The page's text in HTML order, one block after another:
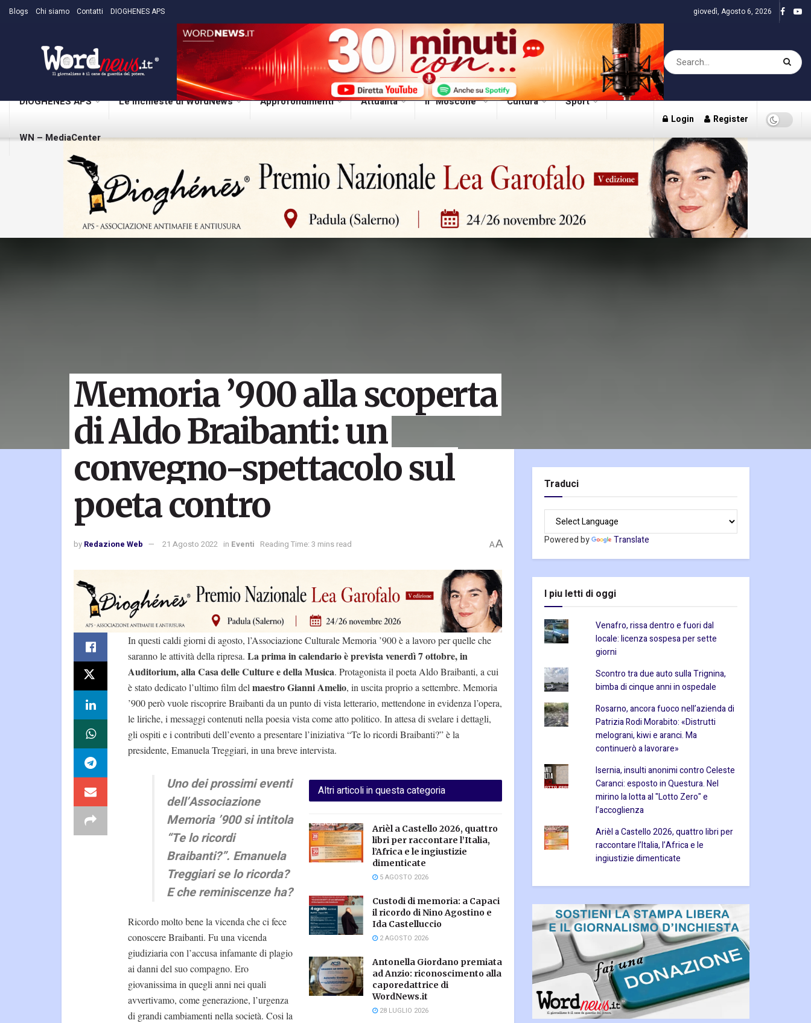
Blogs Chi siamo Contatti DIOGHENES APS giovedì, Agosto 6, 2026
DIOGHENES APS Le inchieste di WordNews Approfondimenti Attualità Il “Moscone” Cultura Sport
WN – MediaCenter
Login Register
Memoria ’900 alla scoperta
di Aldo Braibanti: un
convegno-spettacolo sul
poeta contro
by Redazione Web 21 Agosto 2022 in Eventi Reading Time: 3 mins read AA
In questi caldi giorni di agosto, l’Associazione Culturale Memoria ’900 è a lavoro per quelle che
saranno le attività della ripresa. La prima in calendario è prevista venerdì 7 ottobre, in
Auditorium, alla Casa delle Culture e della Musica. Protagonista il poeta Aldo Braibanti, a cui
è stato dedicato l’ultimo film delmaestro Gianni Amelio, in uscita proprio a settembre. Memoria
’900 però vuole riscoprire Braibanti da un punto di vista letterario, mettendone in evidenza l’opera,
le liriche, i messaggi contenuti nella poesia vista come atto politico. In attesa di svelare i dettagli,
gli ospiti e i contributi dell’evento a presentare l’iniziativa “Te lo ricordi Braibanti?” è la
presidente, Emanuela Treggiari, in una breve intervista.
Altri articoli in questa categoria
Arièl a Castello 2026, quattro
libri per raccontare l’Italia,
l’Africa e le ingiustizie
dimenticate
5 AGOSTO 2026
Custodi di memoria: a Capaci
il ricordo di Nino Agostino e
Ida Castelluccio
2 AGOSTO 2026
Antonella Giordano premiata
ad Anzio: riconoscimento alla
caporedattrice di
WordNews.it
28 LUGLIO 2026
Uno dei prossimi eventi
dell’Associazione
Memoria ’900 si intitola
“Te lo ricordi
Braibanti?”. Emanuela
Treggiari se lo ricorda?
E che reminiscenze ha?
Ricordo molto bene la vicenda che ci fece
conoscere Braibanti. Fu una vicenda
giudiziaria con l’accusa infamante di plagio
ai danni del suo compagno. Ero
giovanissima in quegli anni nei quali
avvertivamo, come generazione, l’urgenza
di grandi cambiamenti nella società. Cosi la
Traduci
Powered by Translate
I piu letti di oggi
Venafro, rissa dentro e fuori dal
locale: licenza sospesa per sette
giorni
Scontro tra due auto sulla Trignina,
bimba di cinque anni in ospedale
Rosarno, ancora fuoco nell’azienda di
Patrizia Rodi Morabito: «Distrutti
melograni, kiwi e aranci. Ma
continuerò a lavorare»
Isernia, insulti anonimi contro Celeste
Caranci: esposto in Questura. Nel
mirino la lotta al "Lotto Zero" e
l’accoglienza
Arièl a Castello 2026, quattro libri per
raccontare l’Italia, l’Africa e le
ingiustizie dimenticate